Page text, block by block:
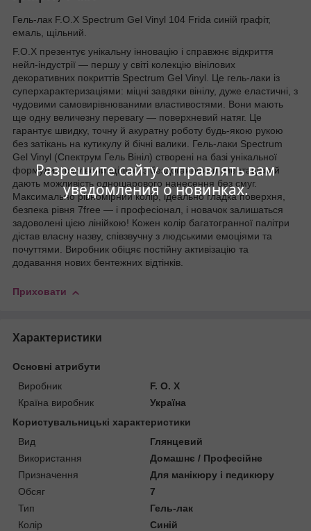
Разрешите сайту отправлять вам
уведомления о новинках.
Гель-лак F.O.X Spectrum Gel Vinyl 104 Frida синій графіт,
емаль, щільний.
F.O.X презентує унікальну інновацію і справжнє відкриття
нейл-індустрії — першу у світі колекцію вінілових
декоративних покриттів Spectrum Gel Vinyl. Це гель-лаки із
суперхарактеризаціями: міцні завдяки вінілу, дуже еластичні, з
чудовими самовирівнюваними властивостями. Вони мають
ще одну величезну перевагу — поверхневий натяг. Це
гарантує швидку, точну й акуратну роботу будь-якою рукою
без затікань на кутикулу й бічні валики. Гель-лаки Spectrum
Gel Vinyl (Спектрум Гель Вініл) створені на базі унікальної
формули, тому вони щільні, з бездоганною пігментацією й
дають можливість одношарового нанесення без смуг.
Максимально рівномірний колір, ідеально гладка поверхня,
безпека рівня 7free — і професіонал, і новачок залишаться
задоволені цією лінійкою! Кожен колір багатогранної палітри
дістав власну назву, співзвучну з людськими емоціями та
почуттями. Виробник обіцяє постійну активізацію та
додавання нових бентежних відтінків.
Приховати
Характеристики
Основні атрибути
Виробник
F. O. X
Країна виробник
Україна
Користувальницькі характеристики
Вид
Глянцевий
Використання
Домашнє / Професійне
Призначення
Для манікюру і педикюру
Обсяг
7
Тип
Гель-лак
Колір
Синій